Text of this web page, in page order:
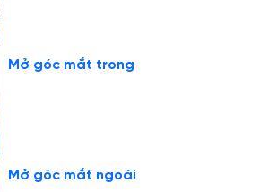
Mở góc mắt trong
Mở góc mắt ngoài